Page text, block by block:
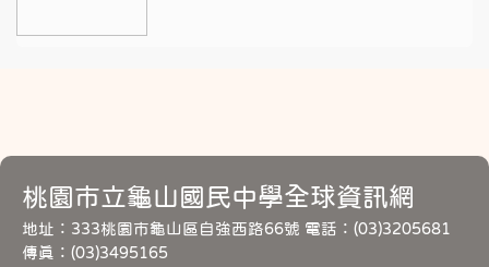
桃園市立龜山國民中學全球資訊網
地址：333桃園市龜山區自強西路66號 電話：(03)3205681
傳真：(03)3495165